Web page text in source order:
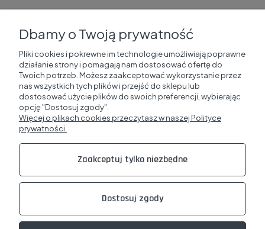
Pomoc
Korzyści dla klientów
SuperProfile
Zakupy i obsługa
Dbamy o Twoją prywatność
Pliki cookies i pokrewne im technologie umożliwiają poprawne
działanie strony i pomagają nam dostosować ofertę do
Twoich potrzeb. Możesz zaakceptować wykorzystanie przez
nas wszystkich tych plików i przejść do sklepu lub
dostosować użycie plików do swoich preferencji, wybierając
opcję "Dostosuj zgody".
Więcej o plikach cookies przeczytasz w naszej Polityce
prywatności.
Zaakceptuj tylko niezbędne
Dostosuj zgody